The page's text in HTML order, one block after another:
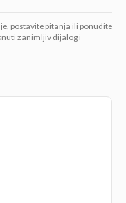
postavite pitanja ili ponudite
zanimljiv dijalog i